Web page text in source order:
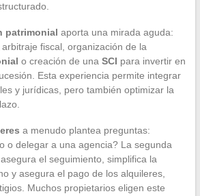
patrimonial aporta una mirada aguda:
fiscal, organización de la
o creación de una SCI para invertir en
Esta experiencia permite integrar
y jurídicas, pero también optimizar la
a menudo plantea preguntas:
o delegar a una agencia? La segunda
el seguimiento, simplifica la
y asegura el pago de los alquileres,
Muchos propietarios eligen este